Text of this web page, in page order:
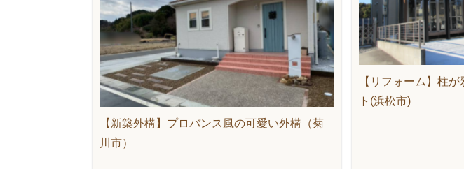
【新築外構】プロバンス風の可愛い外構（菊
川市）
【リフォーム】柱
ト(浜松市)